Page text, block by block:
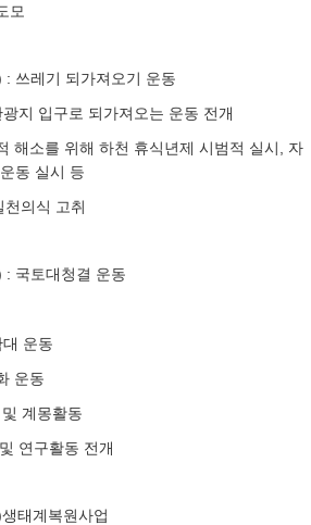
모
: 쓰레기 되가져오기 운동
지 입구로 되가져오는 운동 전개
해소를 위해 하천 휴식년제 시범적 실시, 자
동 실시 등
의식 고취
: 국토대청결 운동
운동
운동
계몽활동
연구활동 전개
태계복원사업